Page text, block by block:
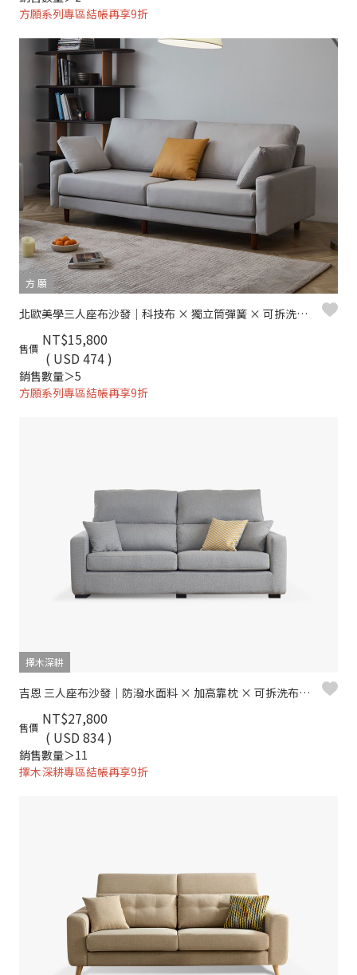
方願系列專區結帳再享9折
方 願
北歐美學三人座布沙發｜科技布 × 獨立筒彈簧 × 可拆洗布套 – 方願系列
售價 NT$15,800
( USD 474 )
銷售數量＞5
方願系列專區結帳再享9折
擇木深耕
吉恩 三人座布沙發｜防潑水面料 × 加高靠枕 × 可拆洗布套 – 擇木深耕
售價 NT$27,800
( USD 834 )
銷售數量＞11
擇木深耕專區結帳再享9折